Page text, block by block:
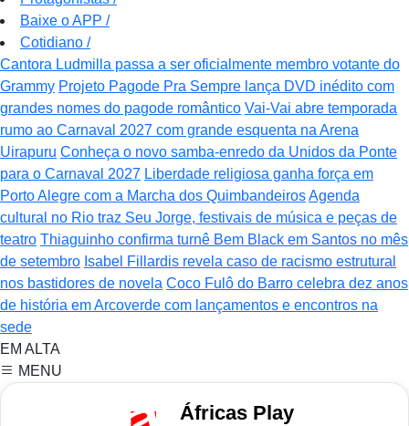
Baixe o APP /
Cotidiano /
Cantora Ludmilla passa a ser oficialmente membro votante do
Grammy Projeto Pagode Pra Sempre lança DVD inédito com
grandes nomes do pagode romântico Vai-Vai abre temporada
rumo ao Carnaval 2027 com grande esquenta na Arena
Uirapuru Conheça o novo samba-enredo da Unidos da Ponte
para o Carnaval 2027 Liberdade religiosa ganha força em
Porto Alegre com a Marcha dos QuimbandeirosAgenda
cultural no Rio traz Seu Jorge, festivais de música e peças de
teatro Thiaguinho confirma turnê Bem Black em Santos no mês
de setembro Isabel Fillardis revela caso de racismo estrutural
nos bastidores de novela Coco Fulô do Barro celebra dez anos
de história em Arcoverde com lançamentos e encontros na
sede
EM ALTA
MENU
Áfricas Play